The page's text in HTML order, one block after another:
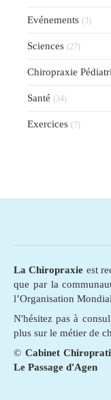
Evénements (3)
Sciences (27)
Chiropraxie
Santé (34)
Exercices (7)
La Chiropraxie est
que par la
l’Organisation
N'hésitez pas à
plus sur le métier de
© Cabinet
Le Passage d'Agen